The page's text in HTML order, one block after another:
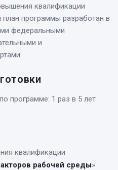
квалификации
план программы разработан в
федеральными
и
программе: 1 раз в 5 лет
квалификации
рабочей среды»